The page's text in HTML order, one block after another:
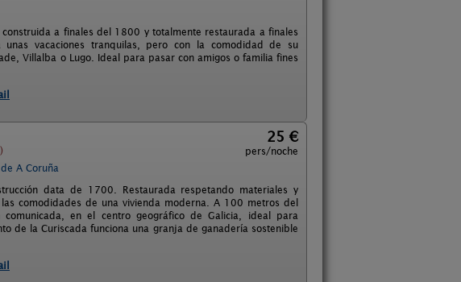
a finales del 1800 y totalmente restaurada a finales
vacaciones tranquilas, pero con la comodidad de su
Villalba o Lugo. Ideal para pasar con amigos o familia fines
25 €
pers/noche
A Coruña
data de 1700. Restaurada respetando materiales y
comodidades de una vivienda moderna. A 100 metros del
en el centro geográfico de Galicia, ideal para
de la Curiscada funciona una granja de ganadería sostenible